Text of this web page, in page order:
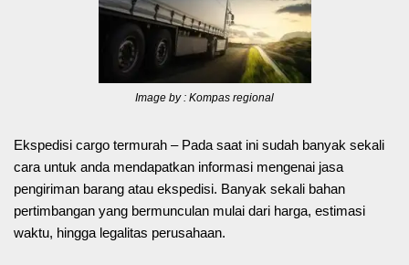
Image by : Kompas regional
Ekspedisi cargo termurah – Pada saat ini sudah banyak sekali
cara untuk anda mendapatkan informasi mengenai jasa
pengiriman barang atau ekspedisi. Banyak sekali bahan
pertimbangan yang bermunculan mulai dari harga, estimasi
waktu, hingga legalitas perusahaan.